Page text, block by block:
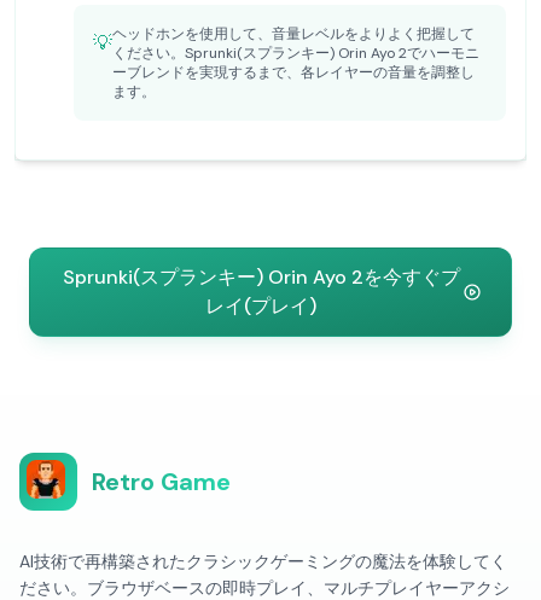
💡ヘッドホンを使用して、音量レベルをよりよく把握して
ください。Sprunki(スプランキー) Orin Ayo 2でハーモニ
ーブレンドを実現するまで、各レイヤーの音量を調整し
ます。
Sprunki(スプランキー) Orin Ayo 2を今すぐプ
レイ(プレイ)
Retro Game
AI技術で再構築されたクラシックゲーミングの魔法を体験してく
ださい。ブラウザベースの即時プレイ、マルチプレイヤーアクシ